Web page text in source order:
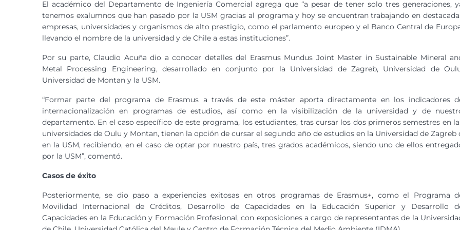
El académico del Departamento de Ingeniería Comercial agrega que “a pesar de tener solo tres generaciones,
tenemos exalumnos que han pasado por la USM gracias al programa y hoy se encuentran trabajando en
empresas, universidades y organismos de alto prestigio, como el parlamento europeo y el Banco Central de
llevando el nombre de la universidad y de Chile a estas instituciones”.
Por su parte, Claudio Acuña dio a conocer detalles del Erasmus Mundus Joint Master in Sustainable Mineral
Metal Processing Engineering, desarrollado en conjunto por la Universidad de Zagreb, Universidad de
Universidad de Montan y la USM.
“Formar parte del programa de Erasmus a través de este máster aporta directamente en los indicadores
internacionalización en programas de estudios, así como en la visibilización de la universidad y de
departamento. En el caso específico de este programa, los estudiantes, tras cursar los dos primeros semestres en
universidades de Oulu y Montan, tienen la opción de cursar el segundo año de estudios en la Universidad de Zagreb
en la USM, recibiendo, en el caso de optar por nuestro país, tres grados académicos, siendo uno de ellos
por la USM”, comentó.
Casos de éxito
Posteriormente, se dio paso a experiencias exitosas en otros programas de Erasmus+, como el Programa
Movilidad Internacional de Créditos, Desarrollo de Capacidades en la Educación Superior y Desarrollo
Capacidades en la Educación y Formación Profesional, con exposiciones a cargo de representantes de la